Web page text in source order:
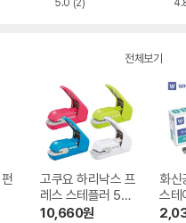
5.0 (2)
전체보기
고쿠요 하리낙스 프
레스 스테플러 5매
용
10,660원
화신
스테